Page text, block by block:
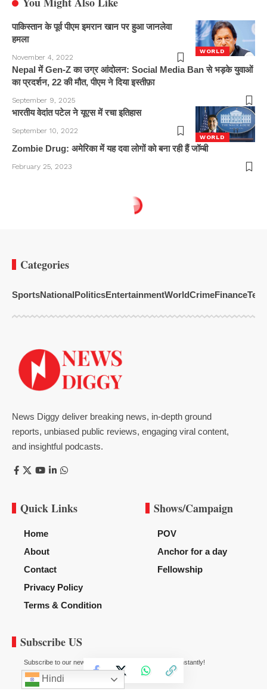
WORLD
पाकिस्तान के पूर्व पीएम इमरान खान पर हुआ जानलेवा
हमला
November 4, 2022
Nepal में Gen-Z का उग्र आंदोलन: Social Media Ban से भड़के युवाओं
का प्रदर्शन, 22 की मौत, पीएम ने दिया इस्तीफ़ा
September 9, 2025
WORLD
भारतीय वेदांत पटेल ने यूएस में रचा इतिहास
September 10, 2022
Zombie Drug: अमेरिका में यह दवा लोगों को बना रही हैं जॉम्बी
February 25, 2023
Categories
SportsNationalPoliticsEntertainmentWorldCrimeFinance
News Diggy deliver breaking news, in-depth ground
reports, unbiased public reviews, engaging viral content,
and insightful podcasts.
Quick Links
Home
About
Contact
Privacy Policy
Terms & Condition
Shows/Campaign
POV
Anchor for a day
Fellowship
Subscribe US
Subscribe to our newsletter to get our newest articles instantly!
Hindi